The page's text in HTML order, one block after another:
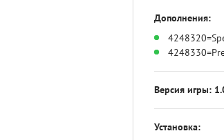
Дополнения:
Версия игры:
Установка: